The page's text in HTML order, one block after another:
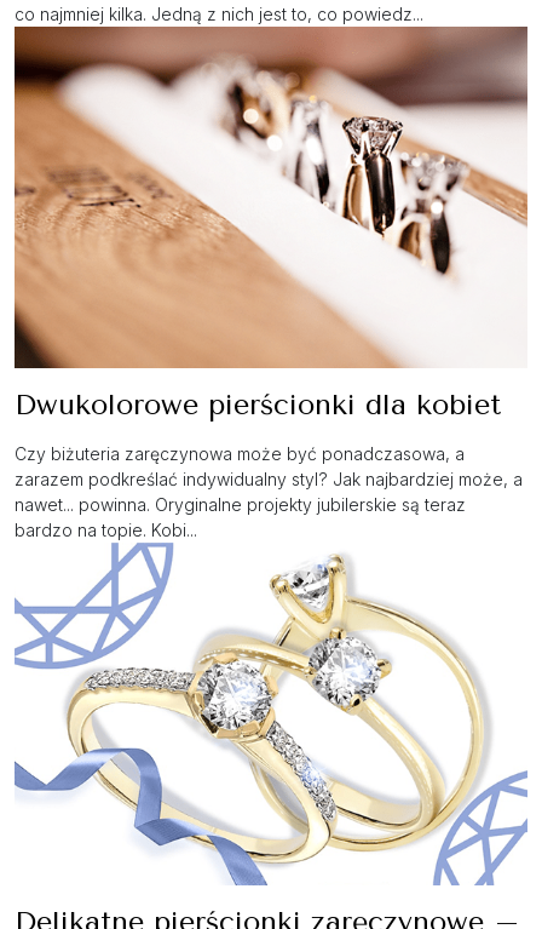
co najmniej kilka. Jedną z nich jest to, co powiedz...
Dwukolorowe pierścionki dla kobiet
Czy biżuteria zaręczynowa może być ponadczasowa, a
zarazem podkreślać indywidualny styl? Jak najbardziej może, a
nawet... powinna. Oryginalne projekty jubilerskie są teraz
bardzo na topie. Kobi...
Delikatne pierścionki zaręczynowe –